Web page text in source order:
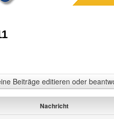
Beiträge editieren oder
Nachricht